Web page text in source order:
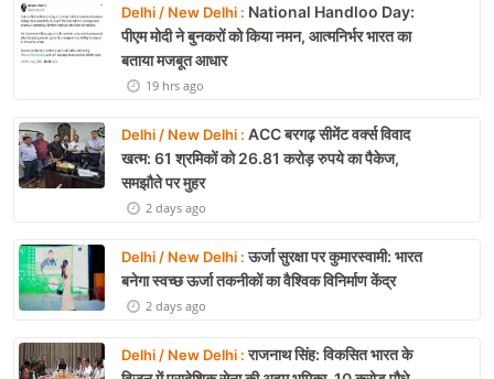
Delhi / New Delhi : National Handloo Day:
पीएम मोदी ने बुनकरों को किया नमन, आत्मनिर्भर भारत का
बताया मजबूत आधार
19 hrs ago
Delhi / New Delhi : ACC बरगढ़ सीमेंट वर्क्स विवाद
खत्म: 61 श्रमिकों को 26.81 करोड़ रुपये का पैकेज,
समझौते पर मुहर
2 days ago
Delhi / New Delhi :ऊर्जा सुरक्षा पर कुमारस्वामी: भारत
बनेगा स्वच्छ ऊर्जा तकनीकों का वैश्विक विनिर्माण केंद्र
2 days ago
Delhi / New Delhi :राजनाथ सिंह: विकसित भारत के